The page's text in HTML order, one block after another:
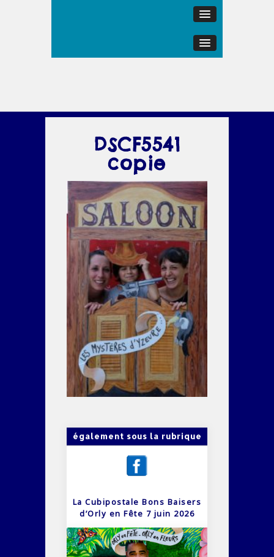
DSCF5541
copie
également sous la rubrique
La Cubipostale Bons Baisers
d’Orly en Fête 7 juin 2026